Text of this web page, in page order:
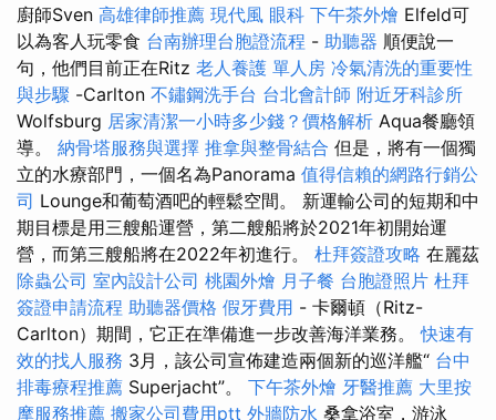
廚師Sven 高雄律師推薦 現代風 眼科 下午茶外燴 Elfeld可
以為客人玩零食 台南辦理台胞證流程 - 助聽器 順便說一
句，他們目前正在Ritz 老人養護 單人房 冷氣清洗的重要性
與步驟 -Carlton 不鏽鋼洗手台 台北會計師 附近牙科診所
Wolfsburg 居家清潔一小時多少錢？價格解析 Aqua餐廳領
導。 納骨塔服務與選擇 推拿與整骨結合 但是，將有一個獨
立的水療部門，一個名為Panorama 值得信賴的網路行銷公
司 Lounge和葡萄酒吧的輕鬆空間。 新運輸公司的短期和中
期目標是用三艘船運營，第二艘船將於2021年初開始運
營，而第三艘船將在2022年初進行。 杜拜簽證攻略 在麗茲
除蟲公司 室內設計公司 桃園外燴 月子餐 台胞證照片 杜拜
簽證申請流程 助聽器價格 假牙費用 - 卡爾頓（Ritz-
Carlton）期間，它正在準備進一步改善海洋業務。快速有
效的找人服務 3月，該公司宣佈建造兩個新的巡洋艦“ 台中
排毒療程推薦 Superjacht”。 下午茶外燴 牙醫推薦 大里按
摩服務推薦 搬家公司費用ptt 外牆防水 桑拿浴室，游泳